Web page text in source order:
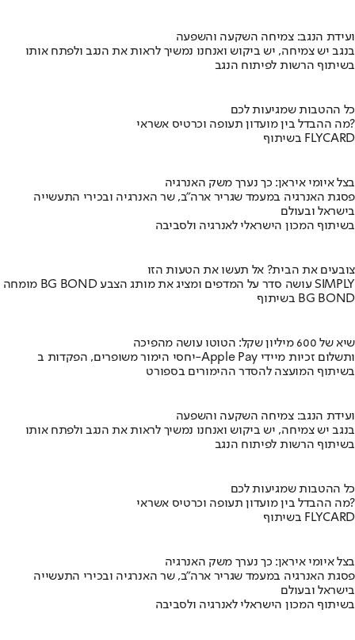
ועידת הנגב: צמיחה השקעה והשפעה
בנגב יש צמיחה, יש ביקוש ואנחנו נמשיך לראות את הנגב ולפתח אותו
בשיתוף הרשות לפיתוח הנגב
כל ההטבות שמגיעות לכם
מה ההבדל בין מועדון תעופה וכרטיס אשראי?
בשיתוף FLYCARD
בצל איומי איראן: כך נערך משק האנרגיה
פסגת האנרגיה במעמד שגריר ארה"ב, שר האנרגיה ובכירי התעשייה
בישראל ובעולם
בשיתוף המכון הישראלי לאנרגיה ולסביבה
צובעים את הבית? אל תעשו את הטעות הזו
מומחה BG BOND עושה סדר על המדפים ומציג את מותג הצבע SIMPLY
בשיתוף BG BOND
שיא של 600 מיליון שקל: הטוטו עושה מהפיכה
יחסי הימור משופרים, הפקדות ב-Apple Pay ותשלום זכיות מיידי
בשיתוף המועצה להסדר ההימורים בספורט
ועידת הנגב: צמיחה השקעה והשפעה
בנגב יש צמיחה, יש ביקוש ואנחנו נמשיך לראות את הנגב ולפתח אותו
בשיתוף הרשות לפיתוח הנגב
כל ההטבות שמגיעות לכם
מה ההבדל בין מועדון תעופה וכרטיס אשראי?
בשיתוף FLYCARD
בצל איומי איראן: כך נערך משק האנרגיה
פסגת האנרגיה במעמד שגריר ארה"ב, שר האנרגיה ובכירי התעשייה
בישראל ובעולם
בשיתוף המכון הישראלי לאנרגיה ולסביבה